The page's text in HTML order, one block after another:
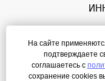
Режим
На сайте
подтверждаете
соглашаетесь с
сохранение cookies